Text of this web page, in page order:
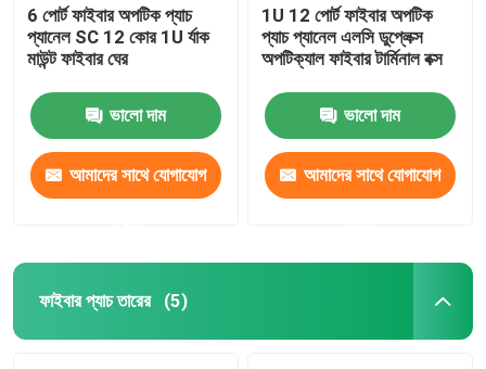
6 পোর্ট ফাইবার অপটিক প্যাচ
প্যানেল SC 12 কোর 1U র্যাক
মাউন্ট ফাইবার ঘের
ভালো দাম
আমাদের সাথে যোগাযোগ
1U 12 পোর্ট ফাইবার অপটিক
প্যাচ প্যানেল এলসি ডুপ্লেক্স
অপটিক্যাল ফাইবার টার্মিনাল বক্স
ভালো দাম
আমাদের সাথে যোগাযোগ
ফাইবার প্যাচ তারের (5)